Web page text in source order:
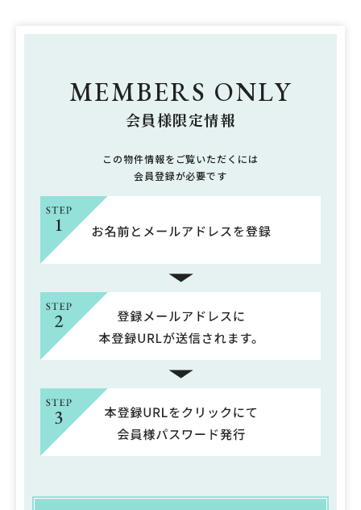
MEMBERS ONLY
会員様限定情報
この物件情報をご覧いただくには
会員登録が必要です